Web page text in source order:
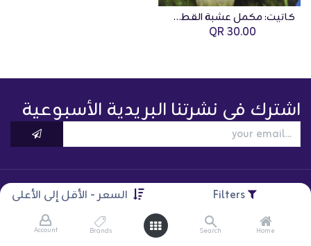
Filters السعر - الأقل إلى الأعلى
Home
Search
Brands
Account
كاتيت: مكمل عشبة القطط - 75 جم
30.00
اشترك في نشرتنا البريدية الأسبوعية